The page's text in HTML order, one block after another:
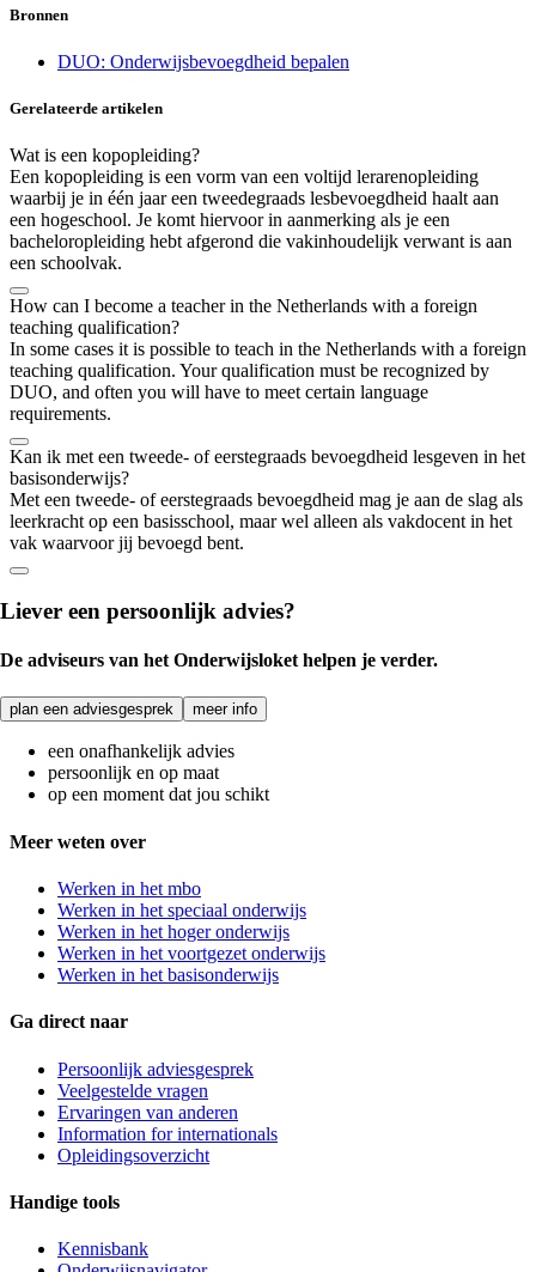
Bronnen
DUO: Onderwijsbevoegdheid bepalen
Gerelateerde artikelen
Wat is een kopopleiding?
Een kopopleiding is een vorm van een voltijd lerarenopleiding
waarbij je in één jaar een tweedegraads lesbevoegdheid haalt aan
een hogeschool. Je komt hiervoor in aanmerking als je een
bacheloropleiding hebt afgerond die vakinhoudelijk verwant is aan
een schoolvak.
How can I become a teacher in the Netherlands with a foreign
teaching qualification?
In some cases it is possible to teach in the Netherlands with a foreign
teaching qualification. Your qualification must be recognized by
DUO, and often you will have to meet certain language
requirements.
Kan ik met een tweede- of eerstegraads bevoegdheid lesgeven in het
basisonderwijs?
Met een tweede- of eerstegraads bevoegdheid mag je aan de slag als
leerkracht op een basisschool, maar wel alleen als vakdocent in het
vak waarvoor jij bevoegd bent.
Liever een persoonlijk advies?
De adviseurs van het Onderwijsloket helpen je verder.
plan een adviesgesprek meer info
een onafhankelijk advies
persoonlijk en op maat
op een moment dat jou schikt
Meer weten over
Werken in het mbo
Werken in het speciaal onderwijs
Werken in het hoger onderwijs
Werken in het voortgezet onderwijs
Werken in het basisonderwijs
Ga direct naar
Persoonlijk adviesgesprek
Veelgestelde vragen
Ervaringen van anderen
Information for internationals
Opleidingsoverzicht
Handige tools
Kennisbank